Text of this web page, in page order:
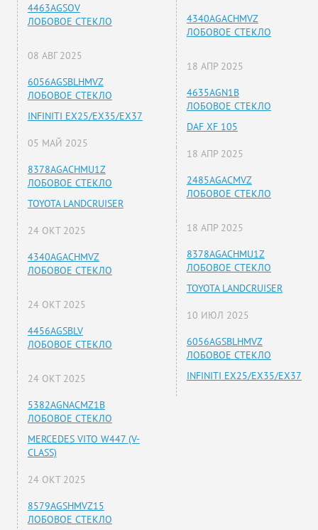
4463AGSOV
ЛОБОВОЕ СТЕКЛО
08 АВГ 2025
6056AGSBLHMVZ
ЛОБОВОЕ СТЕКЛО
INFINITI EX25/EX35/EX37
05 МАЙ 2025
8378AGACHMU1Z
ЛОБОВОЕ СТЕКЛО
TOYOTA LANDCRUISER
24 ОКТ 2025
4340AGACHMVZ
ЛОБОВОЕ СТЕКЛО
24 ОКТ 2025
4456AGSBLV
ЛОБОВОЕ СТЕКЛО
24 ОКТ 2025
5382AGNACMZ1B
ЛОБОВОЕ СТЕКЛО
MERCEDES VITO W447 (V-
CLASS)
24 ОКТ 2025
8579AGSHMVZ15
ЛОБОВОЕ СТЕКЛО
4340AGACHMVZ
ЛОБОВОЕ СТЕКЛО
18 АПР 2025
4635AGN1B
ЛОБОВОЕ СТЕКЛО
DAF XF 105
18 АПР 2025
2485AGACMVZ
ЛОБОВОЕ СТЕКЛО
18 АПР 2025
8378AGACHMU1Z
ЛОБОВОЕ СТЕКЛО
TOYOTA LANDCRUISER
10 ИЮЛ 2025
6056AGSBLHMVZ
ЛОБОВОЕ СТЕКЛО
INFINITI EX25/EX35/EX37